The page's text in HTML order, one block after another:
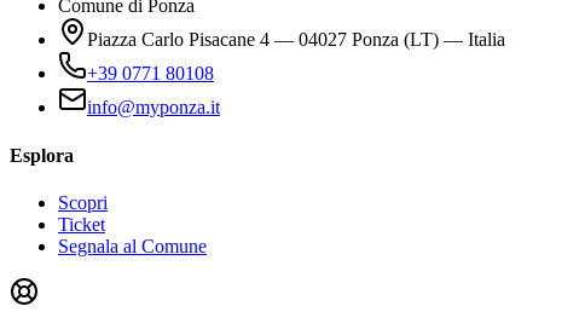
Comune di Ponza
Piazza Carlo Pisacane 4 — 04027 Ponza (LT) — Italia
+39 0771 80108
info@myponza.it
Esplora
Scopri
Ticket
Segnala al Comune